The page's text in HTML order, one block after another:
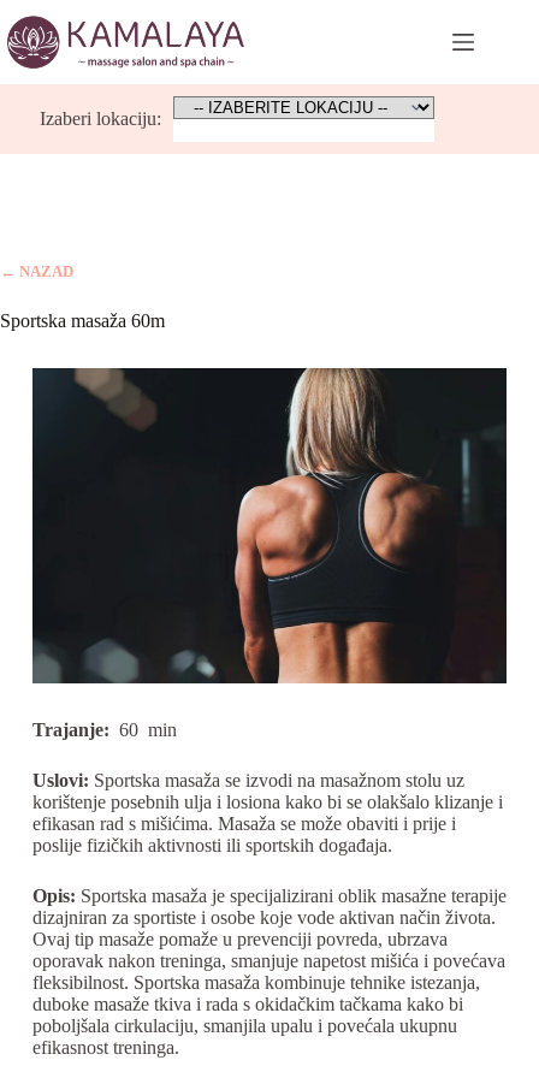
to
content
Izaberi lokaciju:
← NAZAD
Sportska masaža 60m
Trajanje: 60 min
Uslovi: Sportska masaža se izvodi na masažnom stolu uz
korištenje posebnih ulja i losiona kako bi se olakšalo klizanje i
efikasan rad s mišićima. Masaža se može obaviti i prije i
poslije fizičkih aktivnosti ili sportskih događaja.
Opis: Sportska masaža je specijalizirani oblik masažne terapije
dizajniran za sportiste i osobe koje vode aktivan način života.
Ovaj tip masaže pomaže u prevenciji povreda, ubrzava
oporavak nakon treninga, smanjuje napetost mišića i povećava
fleksibilnost. Sportska masaža kombinuje tehnike istezanja,
duboke masaže tkiva i rada s okidačkim tačkama kako bi
poboljšala cirkulaciju, smanjila upalu i povećala ukupnu
efikasnost treninga.